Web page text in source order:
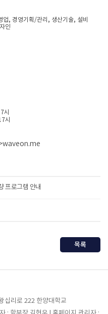
업, 경영기획/관리, 생산기술, 설비
인
시
시
프로그램 안내
목록
십리로 222 한양대학교